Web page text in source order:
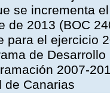
se incrementa
de 2013 (BOC
para el ejercicio
de
2007-
de Canarias